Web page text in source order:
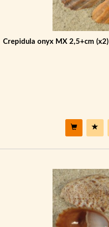
Crepidula onyx MX 2,5+cm (x2)